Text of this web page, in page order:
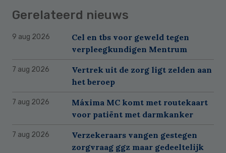
Gerelateerd nieuws
9 aug 2026
Cel en tbs voor geweld tegen
verpleegkundigen Mentrum
7 aug 2026
Vertrek uit de zorg ligt zelden aan
het beroep
7 aug 2026
Máxima MC komt met routekaart
voor patiënt met darmkanker
7 aug 2026
Verzekeraars vangen gestegen
zorgvraag ggz maar gedeeltelijk